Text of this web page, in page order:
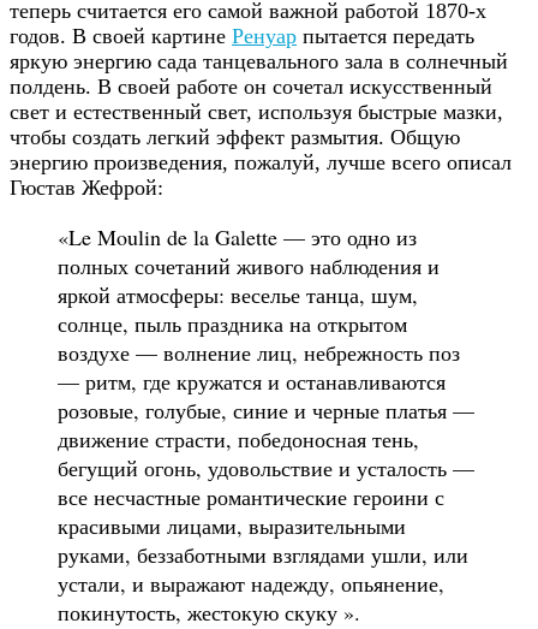
теперь считается его самой важной работой 1870-х
годов. В своей картине Ренуар пытается передать
яркую энергию сада танцевального зала в солнечный
полдень. В своей работе он сочетал искусственный
свет и естественный свет, используя быстрые мазки,
чтобы создать легкий эффект размытия. Общую
энергию произведения, пожалуй, лучше всего описал
Гюстав Жефрой:
«Le Moulin de la Galette — это одно из
полных сочетаний живого наблюдения и
яркой атмосферы: веселье танца, шум,
солнце, пыль праздника на открытом
воздухе — волнение лиц, небрежность поз
— ритм, где кружатся и останавливаются
розовые, голубые, синие и черные платья —
движение страсти, победоносная тень,
бегущий огонь, удовольствие и усталость —
все несчастные романтические героини с
красивыми лицами, выразительными
руками, беззаботными взглядами ушли, или
устали, и выражают надежду, опьянение,
покинутость, жестокую скуку ».